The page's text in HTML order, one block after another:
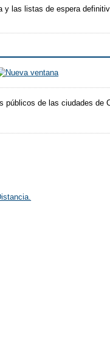
las listas de espera
de las ciudades de